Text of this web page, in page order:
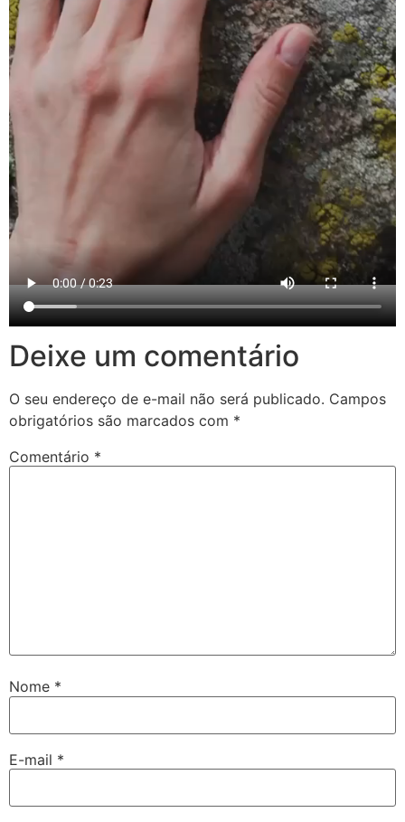
Deixe um comentário
O seu endereço de e-mail não será publicado. Campos
obrigatórios são marcados com *
Comentário *
Nome *
E-mail *